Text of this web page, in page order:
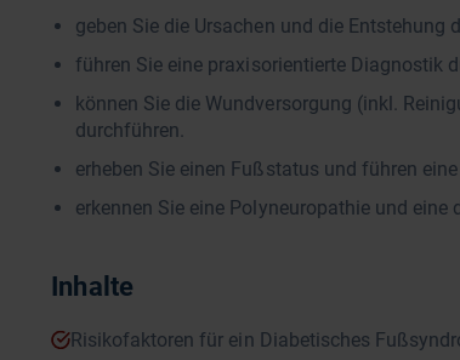
geben Sie die Ursachen und die Entstehung
führen Sie eine praxisorientierte Diagnostik
können Sie die Wundversorgung (inkl.
durchführen.
erheben Sie einen Fußstatus und führen
erkennen Sie eine Polyneuropathie und
Inhalte
Risikofaktoren für ein Diabetisches